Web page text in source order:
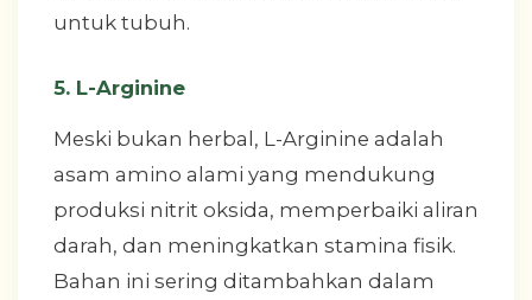
untuk tubuh.
5. L-Arginine
Meski bukan herbal, L-Arginine adalah
asam amino alami yang mendukung
produksi nitrit oksida, memperbaiki aliran
darah, dan meningkatkan stamina fisik.
Bahan ini sering ditambahkan dalam